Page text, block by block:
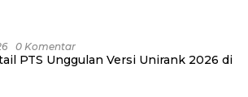
0 Komentar
PTS Unggulan Versi Unirank 2026 di